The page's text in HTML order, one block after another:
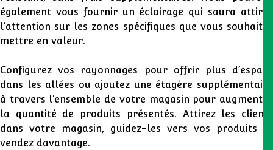
également vous fournir un éclairage qui saura attirer
l’attention sur les zones spécifiques que vous souhaitez
mettre en valeur.
Configurez vos rayonnages pour offrir plus d’espace
dans les allées ou ajoutez une étagère supplémentaire
à travers l’ensemble de votre magasin pour augmenter
la quantité de produits présentés. Attirez les clients
dans votre magasin, guidez-les vers vos produits et
vendez davantage.